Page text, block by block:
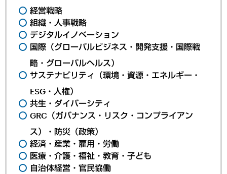
経営戦略
組織・人事戦略
デジタルイノベーション
国際（グローバルビジネス・開発支援・国際戦
略・グローバルヘルス）
サステナビリティ（環境・資源・エネルギー・
ESG・人権）
共生・ダイバーシティ
GRC（ガバナンス・リスク・コンプライアン
ス）・防災（政策）
経済・産業・雇用・労働
医療・介護・福祉・教育・子ども
自治体経営・官民協働